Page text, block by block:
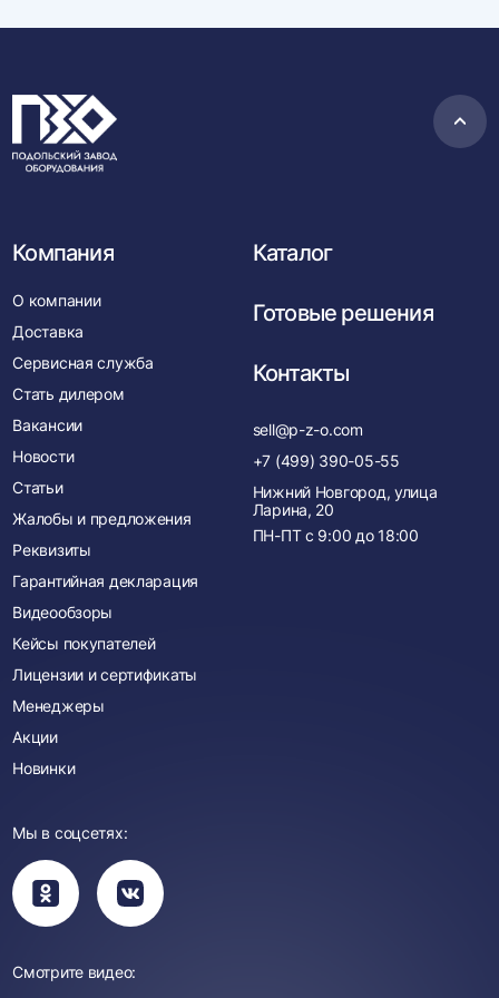
в
Компания
О компании
Доставка
Сервисная служба
Стать дилером
Вакансии
Новости
Статьи
Жалобы и предложения
Реквизиты
Гарантийная декларация
Видеообзоры
Кейсы покупателей
Лицензии и сертификаты
Менеджеры
Акции
Новинки
Каталог
Готовые решения
Контакты
sell@p-z-o.com
+7 (499) 390-05-55
Нижний Новгород, улица
Ларина, 20
ПН-ПТ с 9:00 до 18:00
Мы в соцсетях:
Вы
перейдете
в
группу
Вы
перейдете
в
группу
Смотрите видео: